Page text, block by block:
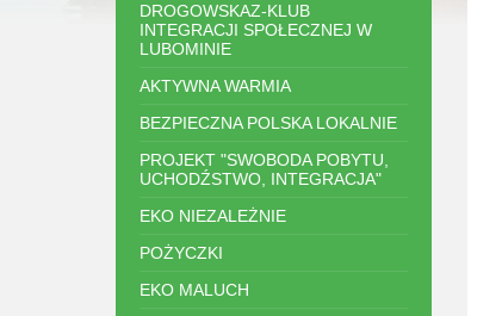
DROGOWSKAZ-KLUB
INTEGRACJI SPOŁECZNEJ W
LUBOMINIE
AKTYWNA WARMIA
BEZPIECZNA POLSKA LOKALNIE
PROJEKT "SWOBODA POBYTU,
UCHODŹSTWO, INTEGRACJA"
EKO NIEZALEŻNIE
POŻYCZKI
EKO MALUCH